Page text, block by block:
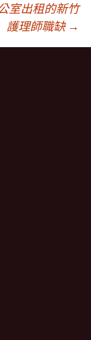
室出租的新竹
護理師職缺 →